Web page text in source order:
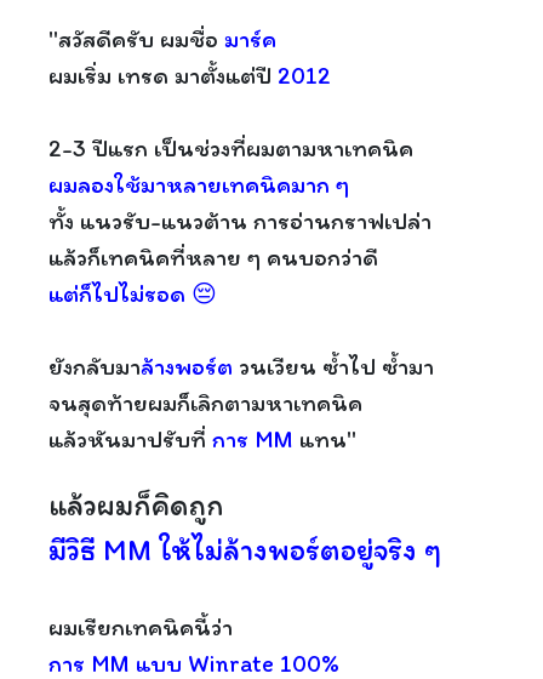
"สวัสดีครับ ผมชื่อ มาร์ค
ผมเริ่ม เทรด มาตั้งแต่ปี 2012
2-3 ปีแรก เป็นช่วงที่ผมตามหาเทคนิค
ผมลองใช้มาหลายเทคนิคมาก ๆ
ทั้ง แนวรับ-แนวต้าน การอ่านกราฟเปล่า
แล้วก็เทคนิคที่หลาย ๆ คนบอกว่าดี
แต่ก็ไปไม่รอด 😔
ยังกลับมาล้างพอร์ต วนเวียน ซ้ำไป ซ้ำมา
จนสุดท้ายผมก็เลิกตามหาเทคนิค
แล้วหันมาปรับที่ การ MM แทน"
แล้วผมก็คิดถูก
มีวิธี MM ให้ไม่ล้างพอร์ตอยู่จริง ๆ
ผมเรียกเทคนิคนี้ว่า
การ MM แบบ Winrate 100%